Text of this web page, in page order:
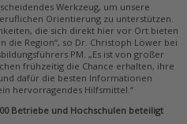
Werkzeug, um unsere
Orientierung zu unterstützen.
die sich direkt hier vor Ort bieten
die Region“, so Dr. Christoph Löwer bei
PM. „Es ist von großer
frühzeitig die Chance erhalten, ihre
dafür die besten Informationen
hervorragendes Hilfsmittel.“
Betriebe und Hochschulen beteiligt